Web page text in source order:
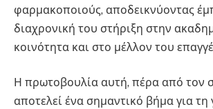
φαρμακοποιούς, αποδεικνύοντας
διαχρονική του στήριξη στην
κοινότητα και στο μέλλον του
Η πρωτοβουλία αυτή, πέρα από τον
αποτελεί ένα σημαντικό βήμα για τη